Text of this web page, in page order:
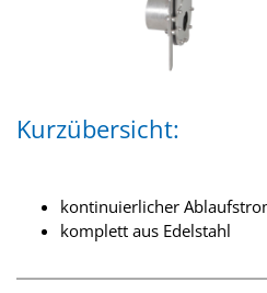
Kurzübersicht:
kontinuierlicher
komplett aus Edelstahl